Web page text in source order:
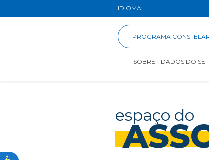
IDIOMA:
PROGRAMA CONSTELAR
SOBRE DADOS DO
espaço do